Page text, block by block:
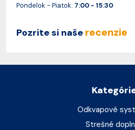
Pondelok - Piatok: 7:00 - 15:30
Pozrite si naše recenzie
Odkvapové
Strešné